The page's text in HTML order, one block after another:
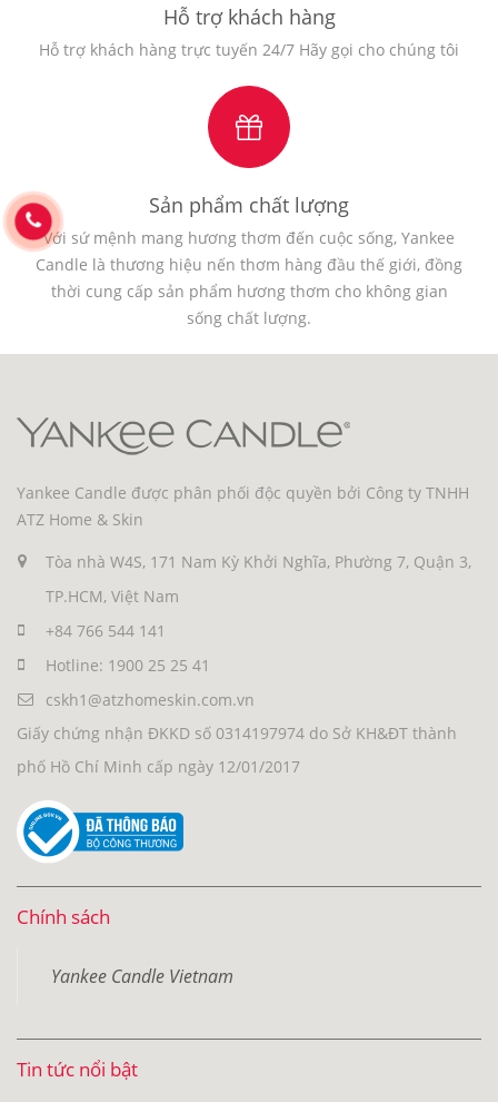
Hỗ trợ khách hàng
Hỗ trợ khách hàng trực tuyến 24/7 Hãy gọi cho chúng tôi
Sản phẩm chất lượng
Với sứ mệnh mang hương thơm đến cuộc sống, Yankee
Candle là thương hiệu nến thơm hàng đầu thế giới, đồng
thời cung cấp sản phẩm hương thơm cho không gian
sống chất lượng.
Yankee Candle được phân phối độc quyền bởi Công ty TNHH
ATZ Home & Skin
Tòa nhà W4S, 171 Nam Kỳ Khởi Nghĩa, Phường 7, Quận 3,
TP.HCM, Việt Nam
+84 766 544 141
Hotline: 1900 25 25 41
cskh1@atzhomeskin.com.vn
Giấy chứng nhận ĐKKD số 0314197974 do Sở KH&ĐT thành
phố Hồ Chí Minh cấp ngày 12/01/2017
Chính sách
Yankee Candle Vietnam
Tin tức nổi bật